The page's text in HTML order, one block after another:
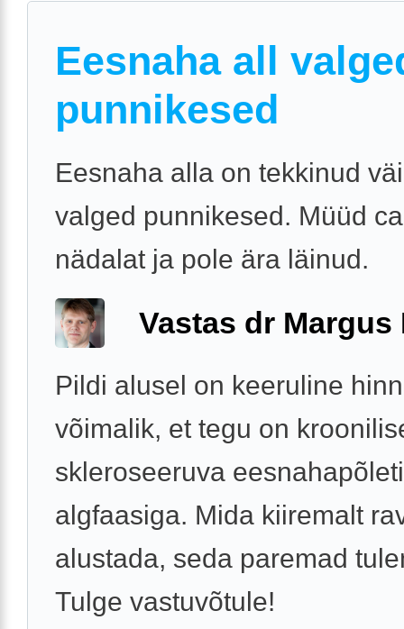
Eesnaha all
punnikesed
Eesnaha alla on tekkinud
valged punnikesed. Müüd
nädalat ja pole ära läinud.
Vastas dr Margus
Pildi alusel on keeruline
võimalik, et tegu on
skleroseeruva
algfaasiga. Mida kiiremalt
alustada, seda paremad
Tulge vastuvõtule!